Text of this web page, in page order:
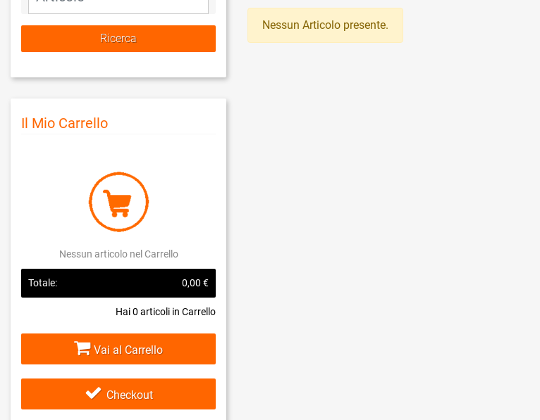
Il Mio Carrello
Nessun articolo nel Carrello
Hai0 articoli in Carrello
Totale: 0,00 €
Vai al Carrello
Checkout
Nessun Articolo presente.